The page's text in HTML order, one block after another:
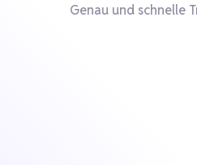
Genau und schnelle